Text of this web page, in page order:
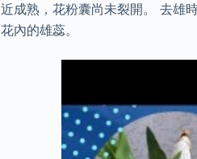
近成熟，花粉囊尚未裂開。 去雄
花內的雄蕊。